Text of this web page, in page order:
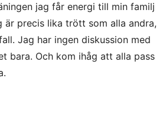
jag får energi till min familj
precis lika trött som alla andra,
Jag har ingen diskussion med
bara. Och kom ihåg att alla pass